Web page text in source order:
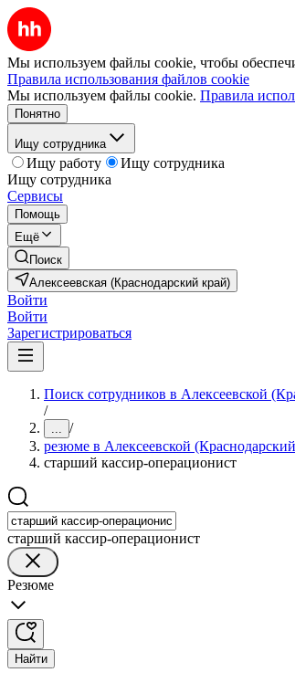
Мы используем файлы cookie, чтобы
Правила использования файлов cookie
Мы используем файлы cookie. Правила
Понятно
Ищу сотрудника
Ищу работу
Ищу сотрудника
Ищу сотрудника
Сервисы
Помощь
Ещё
Поиск
Алексеевская (Краснодарский край)
Войти
Войти
Зарегистрироваться
Поиск сотрудников в Алексеевской
/
... /
резюме в Алексеевской
старший кассир-операционист
старший кассир-операционист
Резюме
Найти